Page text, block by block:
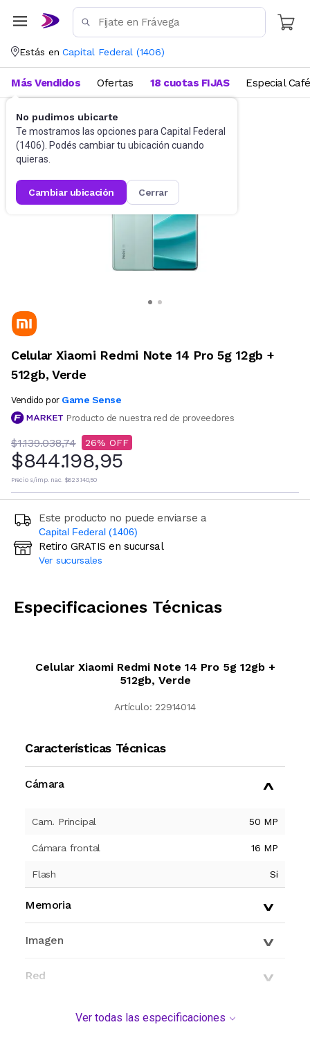
Estás en Capital Federal (1406)
No pudimos ubicarte
Te mostramos las opciones para Capital Federal
(1406). Podés cambiar tu ubicación cuando
quieras.
cambiar ubicación cerrar
Más Vendidos Ofertas 18 cuotas FIJAS Especial Café
Celulares Celulares Liberados
Celular Xiaomi Redmi Note 14 Pro 5g 12gb +
512gb, Verde
Vendido por Game Sense
Producto de nuestra red de proveedores
$1.139.038,74 26
$844.198,95
Precio s/imp. nac. $623.140,50
Este producto no puede enviarse a
Capital Federal (1406)
Ingresá código postal (sólo números)
Retiro GRATIS en sucursal
Ver sucursales
Especificaciones Técnicas
Celular Xiaomi Redmi Note 14 Pro 5g 12gb +
512gb, Verde
Artículo: 22914014
Características Técnicas
Cámara
Cam. Principal 50 MP
Cámara frontal 16 MP
Flash Si
Memoria
Imagen
Red
Conectividad
Ver todas las especificaciones